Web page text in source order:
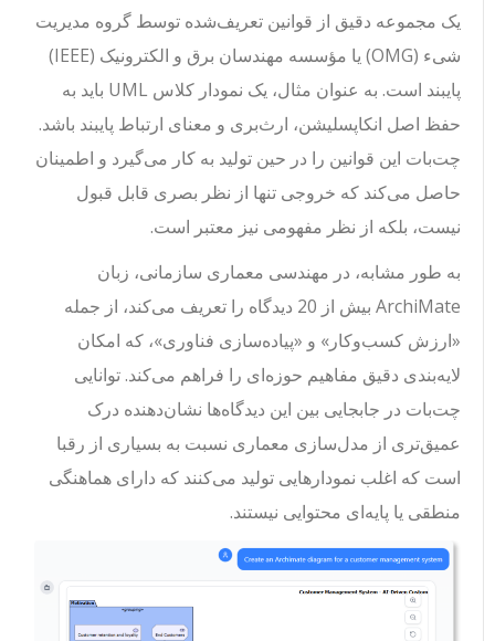
یک مجموعه دقیق از قوانین تعریف‌شده توسط گروه مدیریت
شیء (OMG) یا مؤسسه مهندسان برق و الکترونیک (IEEE)
پایبند است. به عنوان مثال، یک نمودار کلاس UML باید به
حفظ اصل انکاپسلیشن، ارث‌بری و معنای ارتباط پایبند باشد.
چت‌بات این قوانین را در حین تولید به کار می‌گیرد و اطمینان
حاصل می‌کند که خروجی تنها از نظر بصری قابل قبول
نیست، بلکه از نظر مفهومی نیز معتبر است.
به طور مشابه، در مهندسی معماری سازمانی، زبان
ArchiMate بیش از 20 دیدگاه را تعریف می‌کند، از جمله
«ارزش کسب‌وکار» و «پیاده‌سازی فناوری»، که امکان
لایه‌بندی دقیق مفاهیم حوزه‌ای را فراهم می‌کند. توانایی
چت‌بات در جابجایی بین این دیدگاه‌ها نشان‌دهنده درک
عمیق‌تری از مدل‌سازی معماری نسبت به بسیاری از رقبا
است که اغلب نمودارهایی تولید می‌کنند که دارای هماهنگی
منطقی یا پایه‌ای محتوایی نیستند.